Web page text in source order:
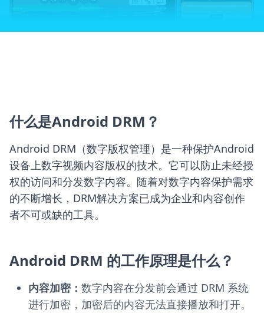
免费且功能强大的客户端软件
什么是Android DRM？
Android DRM（数字版权管理）是一种保护Android
设备上数字视频内容版权的技术。它可以防止未经授
权的访问和分发数字内容。随着对数字内容保护需求
的不断增长，DRM解决方案已成为企业和内容创作
者不可或缺的工具。
Android DRM 的工作原理是什么？
内容加密： 数字内容在分发前会通过 DRM 系统
进行加密，加密后的内容无法直接播放和打开。